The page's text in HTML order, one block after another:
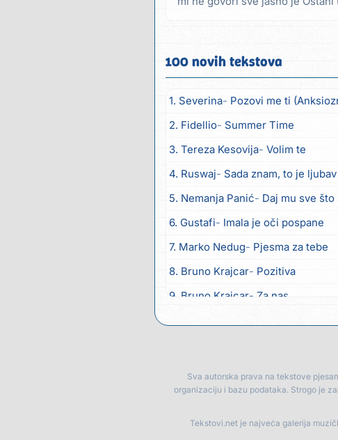
100 novih tekstova
1. Severina Pozovi me ti
2. Fidellio Summer Time
3. Tereza Kesovija Volim te
4. Ruswaj Sada znam, to je ljubav
5. Nemanja Panić Daj mu sve što
6. Gustafi Imala je oči pospane
7. Marko Nedug Pjesma za tebe
8. Bruno Krajcar Pozitiva
9. Bruno Krajcar Za nas
13. Tamara Brusić Nigdi ni lipo ko
14. Tamara Brusić Biž´mo ća
Sva autorska prava na tekstove
organizaciju i bazu podataka. Strogo je
Tekstovi.net je najveća galerija